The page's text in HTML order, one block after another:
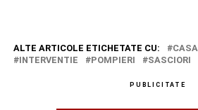
ALTE ARTICOLE ETICHETATE CU: CASA
INTERVENTIE
POMPIERI SASCIORI
PUBLICITATE